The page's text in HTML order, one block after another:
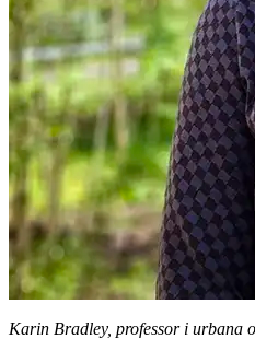
Karin Bradley, professor i urbana